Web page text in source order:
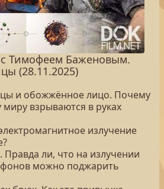
Тимофеем Баженовым.
(28.11.2025)
и обожжённое лицо. Почему
взрываются в руках
излучение
Правда ли, что на излучении
можно поджарить